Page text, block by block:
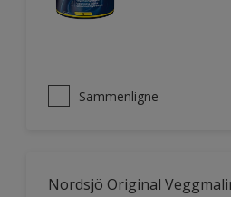
Sammenligne
Nordsjö Original